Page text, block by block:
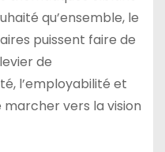
qu’ensemble, le
puissent faire de
de
l’employabilité et
vers la vision